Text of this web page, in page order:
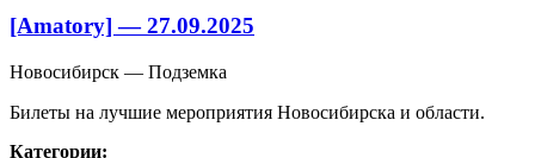
[Amatory] — 27.09.2025
Новосибирск — Подземка
Билеты на лучшие мероприятия Новосибирска и области.
Категории: